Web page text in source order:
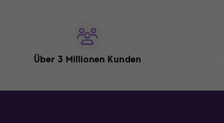
Über 3 Millionen Kunden